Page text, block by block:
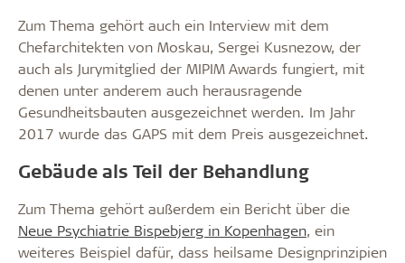
Zum Thema gehört auch ein Interview mit dem
Chefarchitekten von Moskau, Sergei Kusnezow, der
auch als Jurymitglied der MIPIM Awards fungiert, mit
denen unter anderem auch herausragende
Gesundheitsbauten ausgezeichnet werden. Im Jahr
2017 wurde das GAPS mit dem Preis ausgezeichnet.
Gebäude als Teil der Behandlung
Zum Thema gehört außerdem ein Bericht über die
Neue Psychiatrie Bispebjerg in Kopenhagen, ein
weiteres Beispiel dafür, dass heilsame Designprinzipien